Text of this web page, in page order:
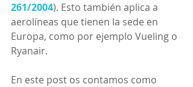
261/2004). Esto también aplica a
aerolíneas que tienen la sede en
Europa, como por ejemplo Vueling o
Ryanair.
En este post os contamos como